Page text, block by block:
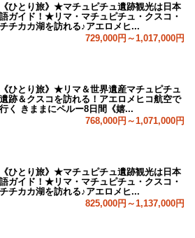
《ひとり旅》★マチュピチュ遺跡観光は日本
語ガイド！★リマ・マチュピチュ・クスコ・
チチカカ湖を訪れる♪アエロメヒ...
729,000円～1,017,000円
《ひとり旅》★リマ＆世界遺産マチュピチュ
遺跡＆クスコを訪れる！アエロメヒコ航空で
行く きままにペルー8日間《嬉...
768,000円～1,071,000円
《ひとり旅》★マチュピチュ遺跡観光は日本
語ガイド！★リマ・マチュピチュ・クスコ・
チチカカ湖を訪れる♪アエロメヒ...
825,000円～1,137,000円